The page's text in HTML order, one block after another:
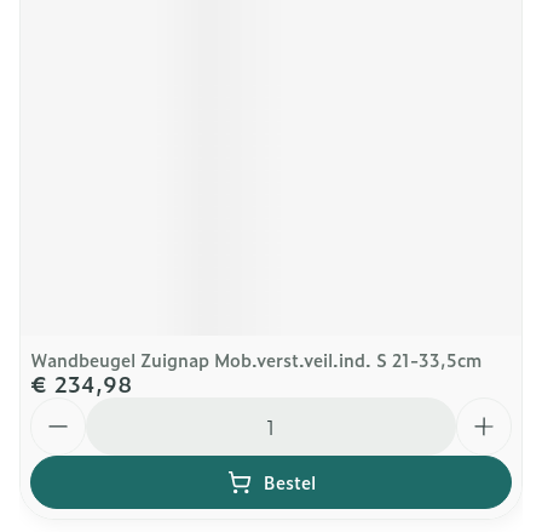
Wandbeugel Zuignap Mob.verst.veil.ind. S 21-33,5cm
€ 234,98
Bestel